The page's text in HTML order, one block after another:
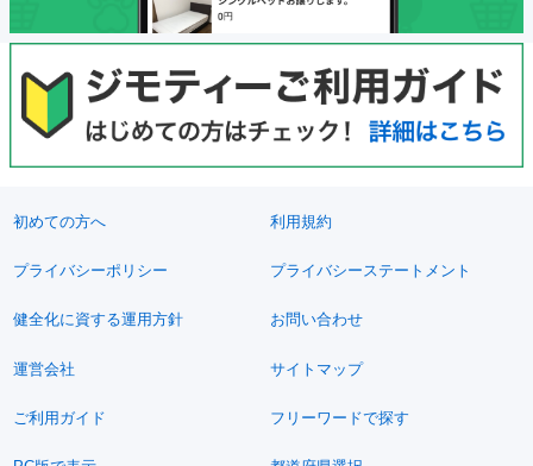
初めての方へ 利用規約
プライバシーポリシー プライバシーステートメント
健全化に資する運用方針 お問い合わせ
運営会社 サイトマップ
ご利用ガイド フリーワードで探す